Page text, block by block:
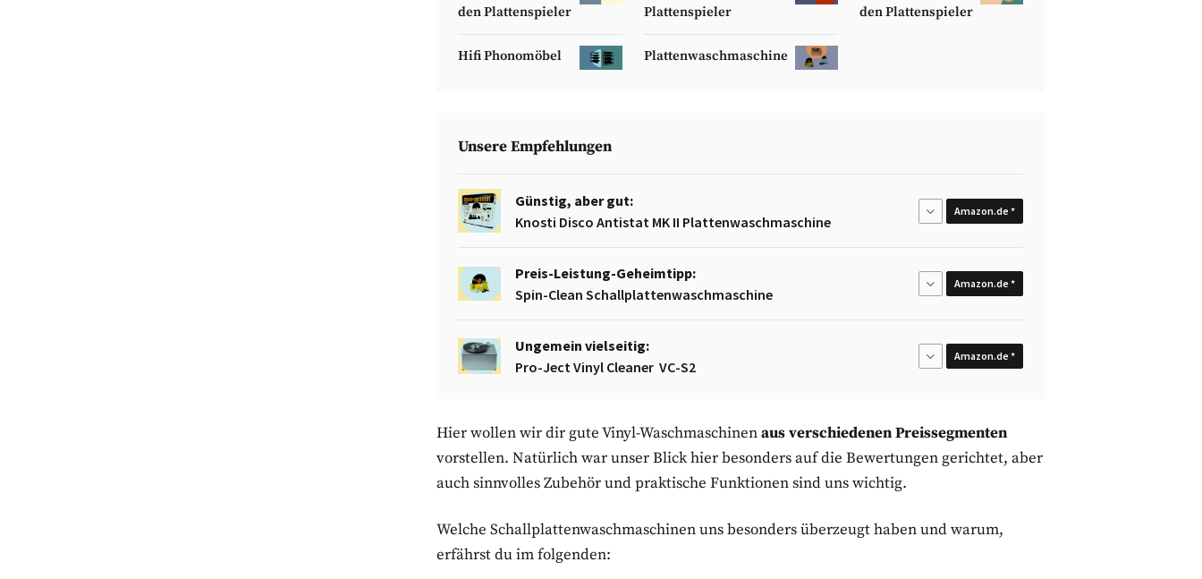
den Plattenspieler
Plattenspieler
den Plattenspieler
Hifi Phonomöbel Plattenwaschmaschine
Unsere Empfehlungen
Günstig, aber gut:
Knosti Disco Antistat MK II Plattenwaschmaschine
Amazon.de *
Preis-Leistung-Geheimtipp:
Spin-Clean Schallplattenwaschmaschine
Amazon.de *
Ungemein vielseitig:
Pro-Ject Vinyl Cleaner VC-S2
Amazon.de *
Hier wollen wir dir gute Vinyl-Waschmaschinenaus verschiedenen Preissegmenten
vorstellen. Natürlich war unser Blick hier besonders auf die Bewertungen gerichtet, aber
auch sinnvolles Zubehör und praktische Funktionen sind uns wichtig.
Welche Schallplattenwaschmaschinen uns besonders überzeugt haben und warum,
erfährst du im folgenden: